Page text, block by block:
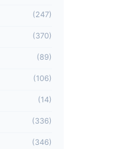
(247)
(370)
(89)
(106)
(14)
(336)
(346)